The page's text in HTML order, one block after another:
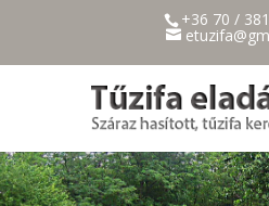
+36 70 /